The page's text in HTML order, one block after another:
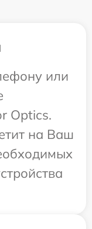
или
Optics.
на Ваш